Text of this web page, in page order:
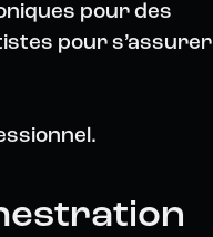
pour des
pour s’assurer